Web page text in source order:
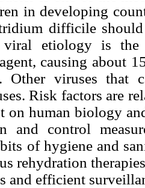
in developing
difficile
viral etiology is the
causing about
Other viruses that
Risk factors are
on human biology
and control
of hygiene and
rehydration
and efficient